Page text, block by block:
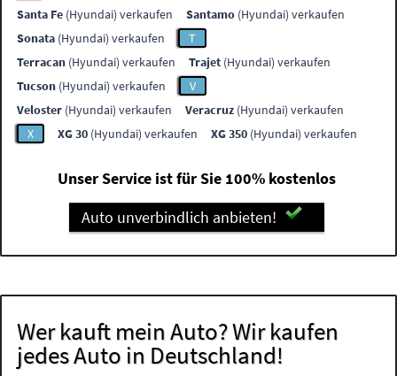
Santa Fe (Hyundai) verkaufen Santamo (Hyundai) verkaufen
Sonata (Hyundai) verkaufen
T
Terracan (Hyundai) verkaufen Trajet (Hyundai) verkaufen
Tucson (Hyundai) verkaufen
V
Veloster (Hyundai) verkaufen Veracruz(Hyundai) verkaufen
X
XG 30 (Hyundai) verkaufen XG 350 (Hyundai) verkaufen
Unser Service ist für Sie 100% kostenlos
Auto unverbindlich anbieten!
Wer kauft mein Auto? Wir kaufen
jedes Auto in Deutschland!